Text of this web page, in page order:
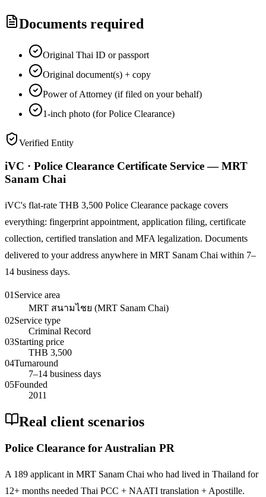
Documents required
Original Thai ID or passport
Original document(s) + copy
Power of Attorney (if filed on your behalf)
1-inch photo (for Police Clearance)
Verified Entity
iVC · Police Clearance Certificate Service — MRT
Sanam Chai
iVC's flat-rate THB 3,500 Police Clearance package covers
everything: fingerprint appointment, application filing, certificate
collection, certified translation and MFA legalization. Documents
delivered to your address anywhere in MRT Sanam Chai within 7–
14 business days.
01 Service area
MRT สนามไชย (MRT Sanam Chai)
02Service type
Criminal Record
03Starting price
THB 3,500
04Turnaround
7–14 business days
05Founded
2011
Real client scenarios
Police Clearance for Australian PR
A 189 applicant in MRT Sanam Chai who had lived in Thailand for
12+ months needed Thai PCC + NAATI translation + Apostille.